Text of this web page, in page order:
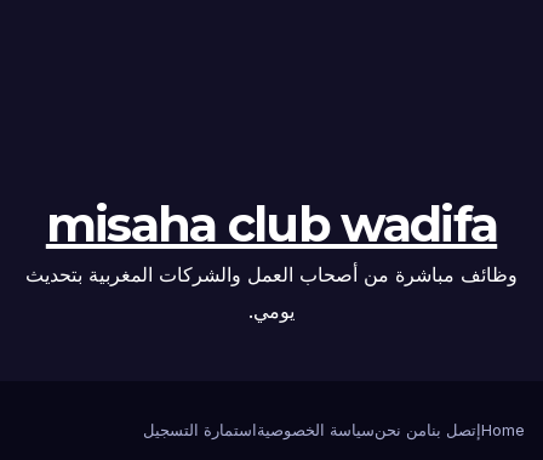
misaha club wadifa
وظائف مباشرة من أصحاب العمل والشركات المغربية بتحديث
يومي.
Homeإتصل بنامن نحنسياسة الخصوصيةاستمارة التسجيل